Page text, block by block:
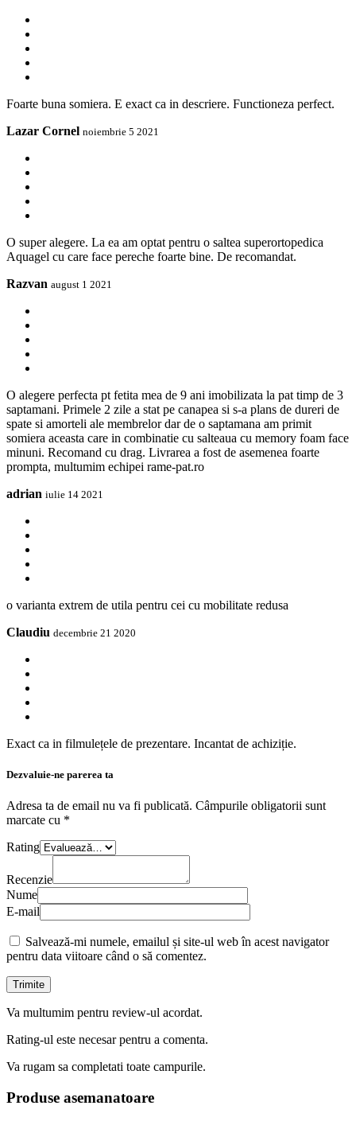
Foarte buna somiera. E exact ca in descriere. Functioneza perfect.
Lazar Cornel noiembrie 5 2021
O super alegere. La ea am optat pentru o saltea superortopedica
Aquagel cu care face pereche foarte bine. De recomandat.
Razvan august 1 2021
O alegere perfecta pt fetita mea de 9 ani imobilizata la pat timp de 3
saptamani. Primele 2 zile a stat pe canapea si s-a plans de dureri de
spate si amorteli ale membrelor dar de o saptamana am primit
somiera aceasta care in combinatie cu salteaua cu memory foam face
minuni. Recomand cu drag. Livrarea a fost de asemenea foarte
prompta, multumim echipei rame-pat.ro
adrian iulie 14 2021
o varianta extrem de utila pentru cei cu mobilitate redusa
Claudiu decembrie 21 2020
Exact ca in filmulețele de prezentare. Incantat de achiziție.
Dezvaluie-ne parerea ta
Adresa ta de email nu va fi publicată. Câmpurile obligatorii sunt
marcate cu *
Rating
Recenzie
Nume
E-mail
Salvează-mi numele, emailul și site-ul web în acest navigator
pentru data viitoare când o să comentez.
Va multumim pentru review-ul acordat.
Rating-ul este necesar pentru a comenta.
Va rugam sa completati toate campurile.
Produse asemanatoare